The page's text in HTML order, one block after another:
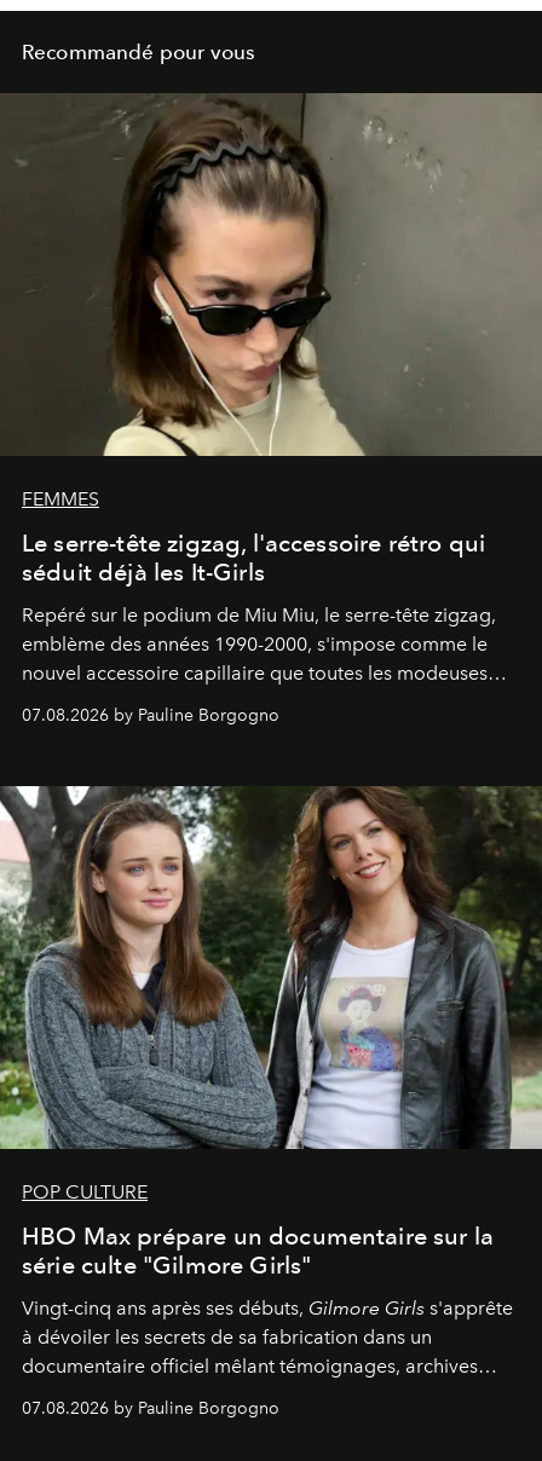
Recommandé pour vous
FEMMES
Le serre-tête zigzag, l'accessoire rétro qui
séduit déjà les It-Girls
Repéré sur le podium de Miu Miu, le serre-tête zigzag,
emblème des années 1990-2000, s'impose comme le
nouvel accessoire capillaire que toutes les modeuses
s'arrachent déjà.
07.08.2026 by Pauline Borgogno
POP CULTURE
HBO Max prépare un documentaire sur la
série culte "Gilmore Girls"
Vingt-cinq ans après ses débuts, Gilmore Girls s'apprête
à dévoiler les secrets de sa fabrication dans un
documentaire officiel mêlant témoignages, archives
inédites et plongée dans les coulisses d'un phénomène
générationnel.
07.08.2026 by Pauline Borgogno